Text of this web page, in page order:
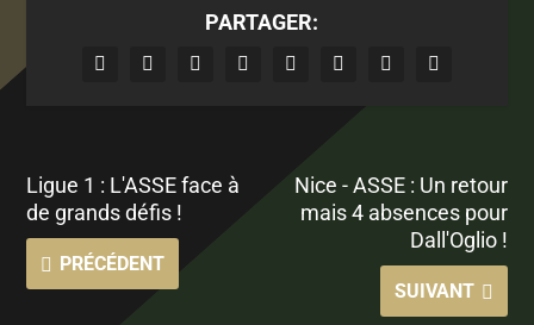
PARTAGER:
Ligue 1 : L'ASSE face à
de grands défis !
PRÉCÉDENT
Nice - ASSE : Un retour
mais 4 absences pour
Dall'Oglio !
SUIVANT